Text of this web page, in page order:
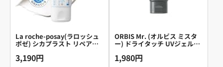
La roche-posay(ラロッシュ
ポゼ) シカプラスト リペアク
身 乾燥 花粉 CICA メンズ
3,190円
ORBIS Mr. (オルビス ミスタ
ー) ドライタッチ UVジェル
男女兼用
1,980円